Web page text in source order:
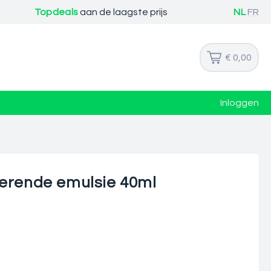
Topdealsaan de laagste prijs NL FR
€ 0,00
Inloggen
emulsie 40ml